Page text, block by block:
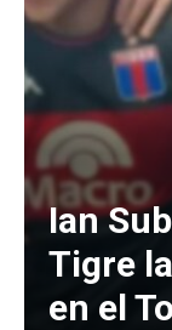
Ian
Tigre
en el